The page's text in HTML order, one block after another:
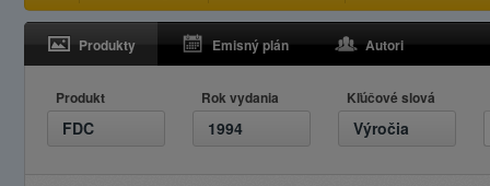
Produkty Emisný plán Autori
Produkt
FDC
Rok vydania
1994
Kľúčové slová
Výročia